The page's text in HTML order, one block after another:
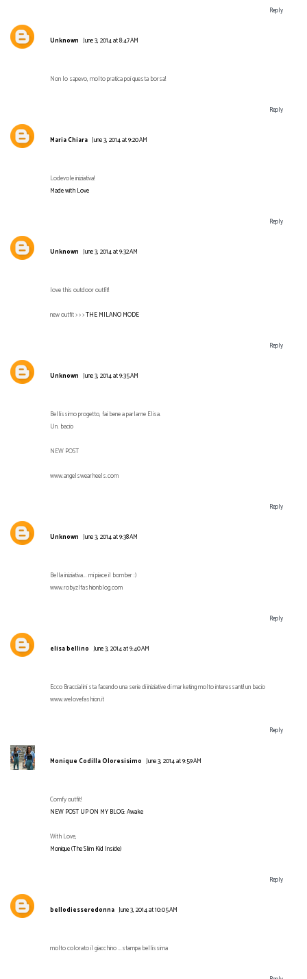
Reply
Unknown June 3, 2014 at 8:47 AM
Non lo sapevo, molto pratica poi questa borsa!
Reply
Maria Chiara June 3, 2014 at 9:20 AM
Lodevole iniziativa!
Made with Love
Reply
Unknown June 3, 2014 at 9:32 AM
love this outdoor outfit!
new outfit > > >THE MILANO MODE
Reply
Unknown June 3, 2014 at 9:35 AM
Bellissimo progetto, fai bene a parlarne Elisa.
Un. bacio
NEW POST
www.angelswearheels.com
Reply
Unknown June 3, 2014 at 9:38 AM
Bella iniziativa... mi piace il bomber :)
www.robyzlfashionblog.com
Reply
elisa bellino June 3, 2014 at 9:40 AM
Ecco Braccialini sta facendo una serie di iniziative di marketing molto interessanti! un bacio
www.welovefashion.it
Reply
Monique Codilla Oloresisimo June 3, 2014 at 9:59 AM
Comfy outfit!
NEW POST UP ON MY BLOG: Awake
With Love,
Monique (The Slim Kid Inside)
Reply
bellodiesseredonna June 3, 2014 at 10:05 AM
molto colorato il giacchino ...stampa bellissima